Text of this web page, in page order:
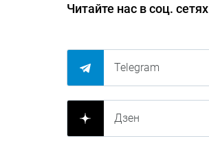
Читайте нас в соц. сетях
Telegram
Дзен